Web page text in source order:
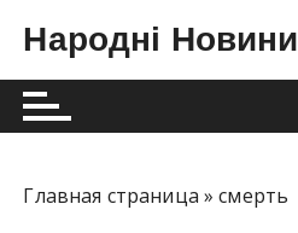
р
й
Народні Новини
Главная страница »смерть